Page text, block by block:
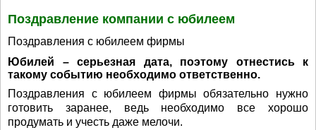
Поздравление компании с юбилеем
Поздравления с юбилеем фирмы
Юбилей – серьезная дата, поэтому отнестись к
такому событию необходимо ответственно.
Поздравления с юбилеем фирмы обязательно нужно
готовить заранее, ведь необходимо все хорошо
продумать и учесть даже мелочи.